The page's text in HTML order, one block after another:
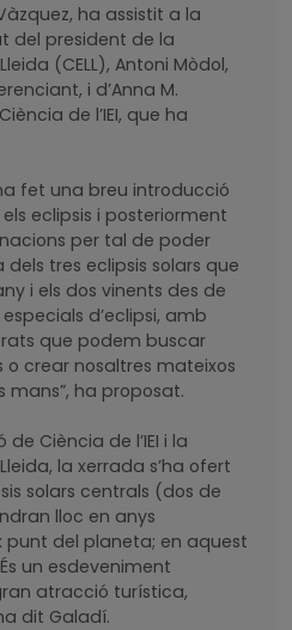
ha assistit a la
del president de la
(CELL), Antoni Mòdol,
i d’Anna M.
de l’IEI, que ha
fet una breu introducció
eclipsis i posteriorment
per tal de poder
tres eclipsis solars que
i els dos vinents des de
d’eclipsi, amb
que podem buscar
o crear nosaltres mateixos
mans”, ha proposat.
Ciència de l’IEI i la
la xerrada s’ha ofert
solars centrals (dos de
lloc en anys
punt del planeta; en aquest
un esdeveniment
atracció turística,
dit Galadí.